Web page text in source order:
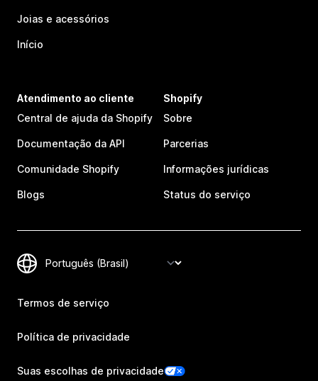
Joias e acessórios
Início
Atendimento ao cliente
Central de ajuda da Shopify
Documentação da API
Comunidade Shopify
Blogs
Shopify
Sobre
Parcerias
Informações jurídicas
Status do serviço
Termos de serviço
Política de privacidade
Suas escolhas de privacidade